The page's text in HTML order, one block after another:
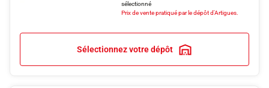
sélectionné
Prix de vente pratiqué par le dépôt d'Artigues.
Sélectionnez votre dépôt